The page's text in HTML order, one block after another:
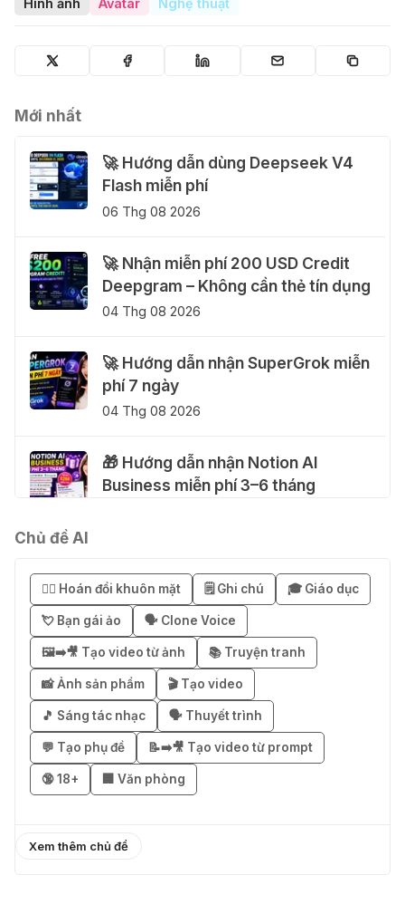
Mới nhất
🚀 Hướng dẫn dùng Deepseek V4
Flash miễn phí
06 Thg 08 2026
🚀 Nhận miễn phí 200 USD Credit
Deepgram – Không cần thẻ tín dụng
04 Thg 08 2026
🚀 Hướng dẫn nhận SuperGrok miễn
phí 7 ngày
04 Thg 08 2026
🎁 Hướng dẫn nhận Notion AI
Business miễn phí 3–6 tháng
miễn phí bằng VPN Mexico
02 Thg 08 2026
֎ Cách nhận ChatGPT Go 12 tháng
miễn phí
01 Thg 08 2026
🎁 Hướng dẫn nhận Capcut Pro 1
năm miễn phí
Chủ đề AI
😶‍🌫️ Hoán đổi khuôn mặt 🗒️ Ghi chú 🎓 Giáo dục
💘 Bạn gái ảo 🗣️ Clone Voice
🖼️➡️🎥 Tạo video từ ảnh 📚 Truyện tranh
📸 Ảnh sản phẩm 🎬 Tạo video
🎵 Sáng tác nhạc 🗣️ Thuyết trình
💬 Tạo phụ đề 📝➡️🎥 Tạo video từ prompt
🔞 18+ 🏢 Văn phòng
Xem thêm chủ đề